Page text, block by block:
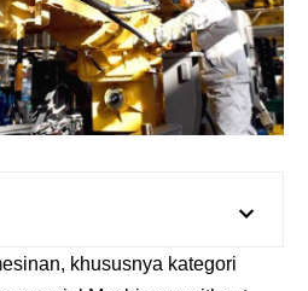
khususnya kategori